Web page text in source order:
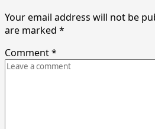
Your email address will not be
are marked *
Comment*